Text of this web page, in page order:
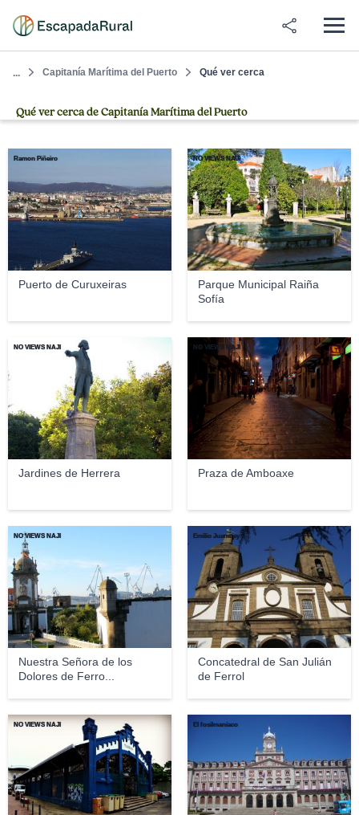
... Capitanía Marítima del Puerto Qué ver cerca
Qué ver cerca de Capitanía Marítima del Puerto
Puerto de Curuxeiras
Ramon Piñeiro
Parque Municipal Raiña
Sofía
NO VIEWS NAJI
Jardines de Herrera
NO VIEWS NAJI
Praza de Amboaxe
NO VIEWS NAJI
Nuestra Señora de los
Dolores de Ferro...
NO VIEWS NAJI
Concatedral de San Julián
de Ferrol
Emilio Juanatey
NO VIEWS NAJI El fosilmaníaco